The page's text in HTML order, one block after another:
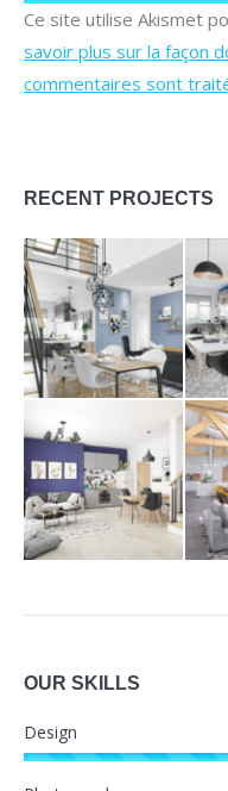
Ce site utilise Akismet
savoir plus sur la façon
commentaires sont
RECENT PROJECTS
OUR SKILLS
Design